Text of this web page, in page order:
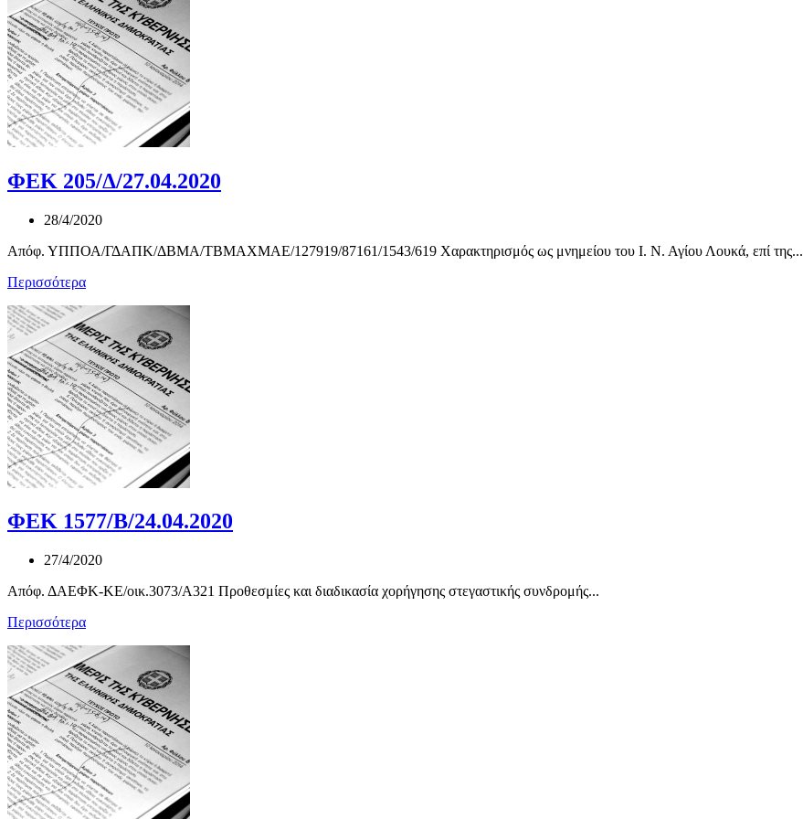
ΦΕΚ 205/Δ/27.04.2020
28/4/2020
Απόφ. ΥΠΠΟΑ/ΓΔΑΠΚ/ΔΒΜΑ/ΤΒΜΑΧΜΑΕ/127919/87161/1543/619 Χαρακτηρισμός ως μνημείου του Ι. Ν. Αγίου Λουκά, επί της...
Περισσότερα
ΦΕΚ 1577/Β/24.04.2020
27/4/2020
Απόφ. ΔΑΕΦΚ-ΚΕ/οικ.3073/A321 Προθεσμίες και διαδικασία χορήγησης στεγαστικής συνδρομής...
Περισσότερα